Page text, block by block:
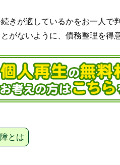
きが適しているかをお一人で
がないように、債務整理を得
とは